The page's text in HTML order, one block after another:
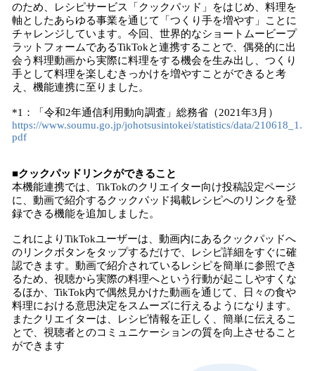
のため、レシピサービス「クックパッド」をはじめ、料理を
軸としたあらゆる事業を通じて「つくり手を増やす」ことに
チャレンジしています。今回、世界的なショートムービープ
ラットフォームであるTikTokと連携することで、偶発的に出
会う料理動画から実際に料理をする機会を生み出し、つくり
手として料理を楽しむきっかけを増やすことができると考
え、機能連携に至りました。
*1：「令和2年通信利用動向調査」総務省（2021年3月）
https://www.soumu.go.jp/johotsusintokei/statistics/data/210618_1.
pdf
■クックパッドリンクができること
本機能連携では、TikTokのクリエイター向け投稿設定ページ
に、動画で紹介するクックパッド掲載レシピへのリンクを登
録できる機能を追加しました。
これによりTikTokユーザーは、動画内にあるクックパッドへ
のリンクボタンをタップするだけで、レシピ詳細をすぐに確
認できます。動画で紹介されているレシピを簡単に参照でき
るため、視聴から実際の料理へという行動が起こしやすくな
るほか、TikTok内で偶然見かけた動画を通じて、日々の食や
料理における意思決定をスムーズに行えるようになります。
またクリエイターは、レシピ情報を正しく、簡単に伝えるこ
とで、視聴者とのコミュニケーションの質を向上させること
ができます